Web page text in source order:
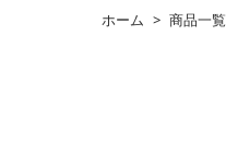
ホーム > 商品一覧